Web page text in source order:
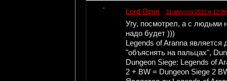
Lord Ozon 31 августа 2012 в 12:39
Угу, посмотрел, а с людьми
надо будет )))
Legends of Aranna
"объяснять на пальцах",
Dungeon Siege: Legends of
2 + BW = Dungeon Siege 2